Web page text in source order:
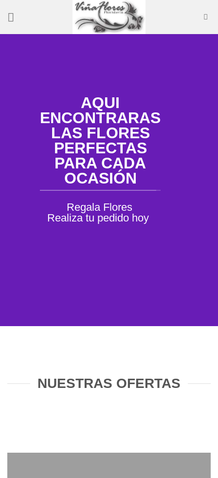
AQUI
ENCONTRARAS
LAS FLORES
PERFECTAS
PARA CADA
OCASIÓN
Regala Flores
Realiza tu pedido hoy
NUESTRAS OFERTAS